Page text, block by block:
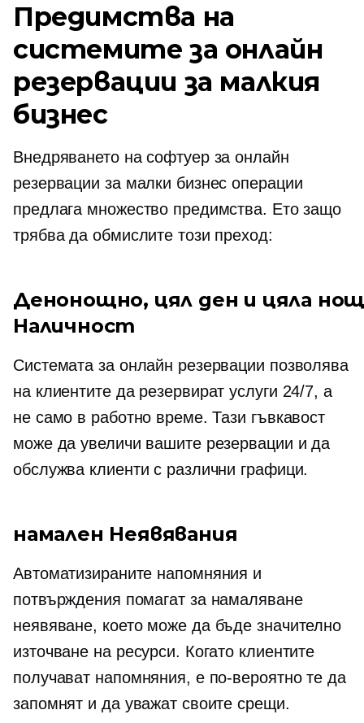
Предимства на
системите за онлайн
резервации за малкия
бизнес
Внедряването на софтуер за онлайн
резервации за малки бизнес операции
предлага множество предимства. Ето защо
трябва да обмислите този преход:
Денонощно, цял ден и цяла
Наличност
Системата за онлайн резервации позволява
на клиентите да резервират услуги 24/7, а
не само в работно време. Тази гъвкавост
може да увеличи вашите резервации и да
обслужва клиенти с различни графици.
намален Неявявания
Автоматизираните напомняния и
потвърждения помагат за намаляване
неявяване, което може да бъде значително
източване на ресурси. Когато клиентите
получават напомняния, е по-вероятно те да
запомнят и да уважат своите срещи.